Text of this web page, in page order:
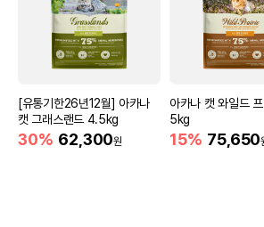
[유통기한26년12월] 아카나
캣 그래스랜드 4.5kg
30% 62,300원
아카나 캣 와일드
5kg
15% 75,650